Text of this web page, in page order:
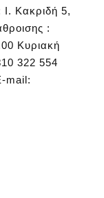
Ι. Κακριδή 5,
:
Κυριακή
322 554
mail: